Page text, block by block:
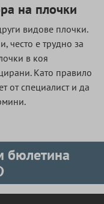
на плочки
видове плочки.
често е трудно за
в коя
Като правило
от специалист и да
бюлетина